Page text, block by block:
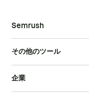
Semrush
その他のツール
企業